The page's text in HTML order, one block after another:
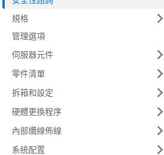
規格
管理選項
伺服器元件
零件清單
拆箱和設定
硬體更換程序
內部纜線佈線
系統配置